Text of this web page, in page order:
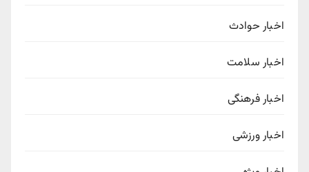
اخبار حوادث
اخبار سلامت
اخبار فرهنگی
اخبار ورزشی